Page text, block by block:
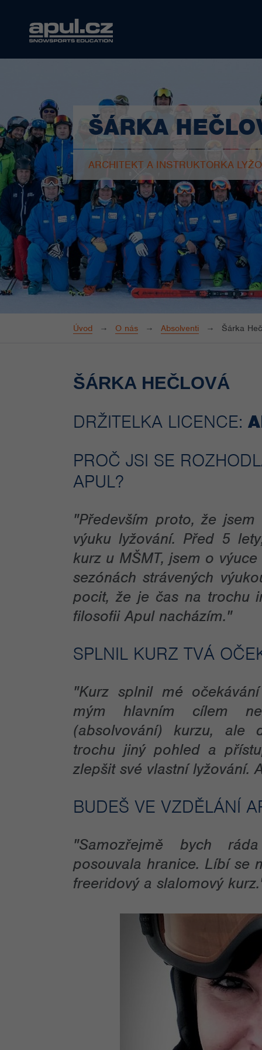
ŠÁRKA
ARCHITEKT A INSTRUKTORKA
Úvod O nás Absolventi Šárka
ŠÁRKA HEČLOVÁ
DRŽITELKA LICENCE:
PROČ JSI SE
APUL?
"Především proto, že
výuku lyžování. Před 5
kurz u MŠMT, jsem o
sezónách strávených
pocit, že je čas na trochu
filosofii Apul nacházím."
SPLNIL KURZ TVÁ
"Kurz splnil mé
mým hlavním cílem
(absolvování) kurzu, ale
trochu jiný pohled a
zlepšit své vlastní lyžování.
BUDEŠ VE VZDĚLÁNÍ
"Samozřejmě bych
posouvala hranice. Líbí se
freeridový a slalomový